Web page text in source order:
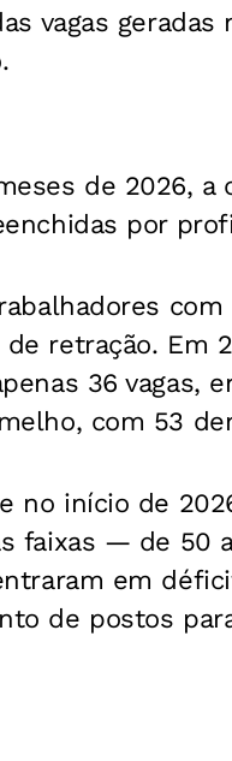
vagas
de 2026, a
por
retração. Em
36 vagas,
com 53
no início de
faixas — de 50
em
de postos